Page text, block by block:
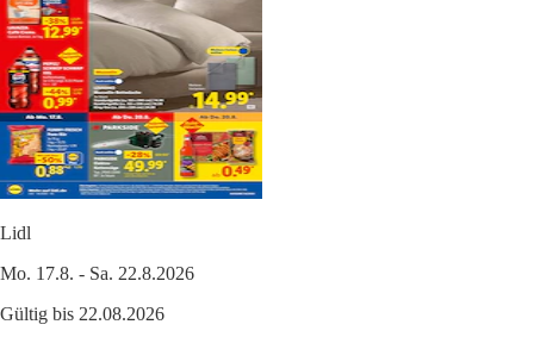
Lidl
Mo. 17.8. - Sa. 22.8.2026
Gültig bis 22.08.2026